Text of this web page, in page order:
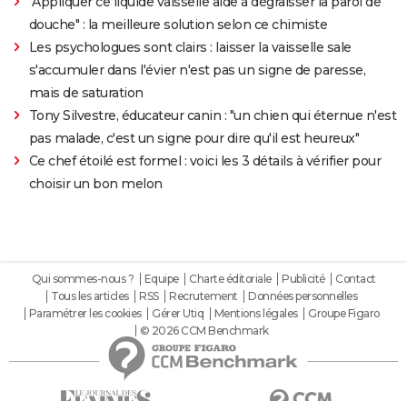
douche" : la meilleure solution selon ce chimiste
Les psychologues sont clairs : laisser la vaisselle sale
s'accumuler dans l'évier n'est pas un signe de paresse,
mais de saturation
Tony Silvestre, éducateur canin : "un chien qui éternue n'est
pas malade, c'est un signe pour dire qu'il est heureux"
Ce chef étoilé est formel : voici les 3 détails à vérifier pour
choisir un bon melon
Qui sommes-nous ? Equipe Charte éditoriale Publicité
Contact
Tous les articles
RSS Recrutement
Données personnelles
Paramétrer les cookies
Gérer Utiq Mentions légales
Groupe Figaro
© 2026 CCM Benchmark